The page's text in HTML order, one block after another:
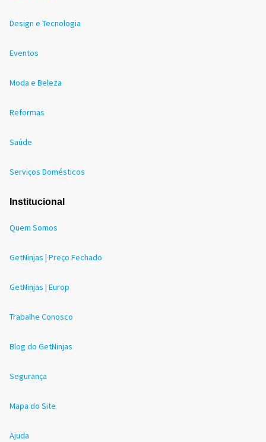
Design e Tecnologia
Eventos
Moda e Beleza
Reformas
Saúde
Serviços Domésticos
Institucional
Quem Somos
GetNinjas | Preço Fechado
GetNinjas | Europ
Trabalhe Conosco
Blog do GetNinjas
Segurança
Mapa do Site
Ajuda